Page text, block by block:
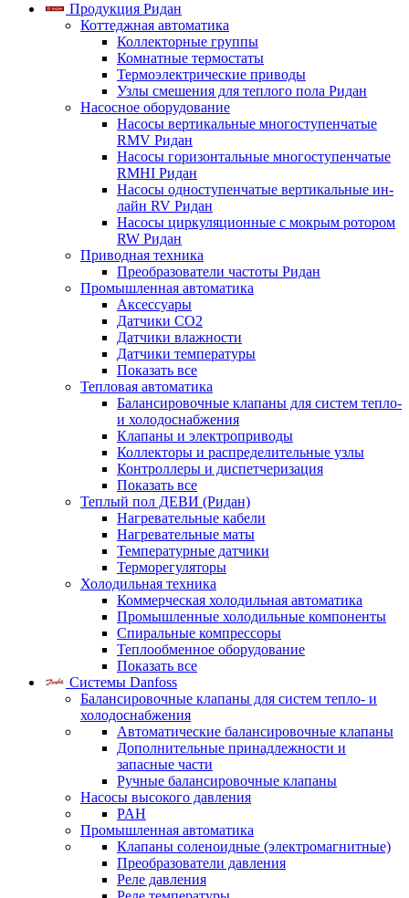
Продукция Ридан
Коттеджная автоматика
Коллекторные группы
Комнатные термостаты
Термоэлектрические приводы
Узлы смешения для теплого пола Ридан
Насосное оборудование
Насосы вертикальные многоступенчатые
RMV Ридан
Насосы горизонтальные многоступенчатые
RMHI Ридан
Насосы одноступенчатые вертикальные ин-
лайн RV Ридан
Насосы циркуляционные с мокрым ротором
RW Ридан
Приводная техника
Преобразователи частоты Ридан
Промышленная автоматика
Аксессуары
Датчики CO2
Датчики влажности
Датчики температуры
Показать все
Тепловая автоматика
Балансировочные клапаны для систем тепло-
и холодоснабжения
Клапаны и электроприводы
Коллекторы и распределительные узлы
Контроллеры и диспетчеризация
Показать все
Теплый пол ДЕВИ (Ридан)
Нагревательные кабели
Нагревательные маты
Температурные датчики
Терморегуляторы
Холодильная техника
Коммерческая холодильная автоматика
Промышленные холодильные компоненты
Спиральные компрессоры
Теплообменное оборудование
Показать все
Системы Danfoss
Балансировочные клапаны для систем тепло- и
холодоснабжения
Автоматические балансировочные клапаны
Дополнительные принадлежности и
запасные части
Ручные балансировочные клапаны
Насосы высокого давления
PAH
Промышленная автоматика
Клапаны соленоидные (электромагнитные)
Преобразователи давления
Реле давления